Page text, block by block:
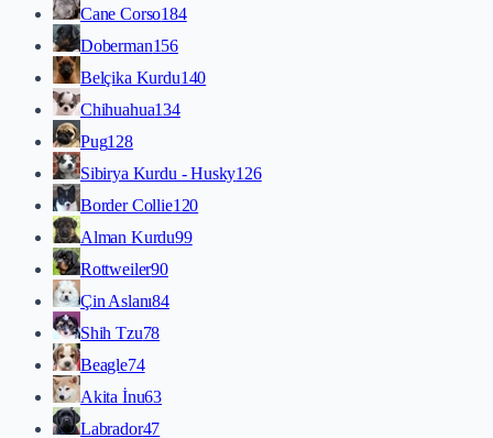
Cane Corso184
Doberman156
Belçika Kurdu140
Chihuahua134
Pug128
Sibirya Kurdu - Husky126
Border Collie120
Alman Kurdu99
Rottweiler90
Çin Aslanı84
Shih Tzu78
Beagle74
Akita İnu63
Labrador47